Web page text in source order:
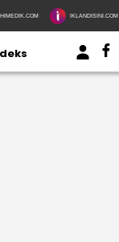
HIMEDIK.COM IKLANDISINI.COM